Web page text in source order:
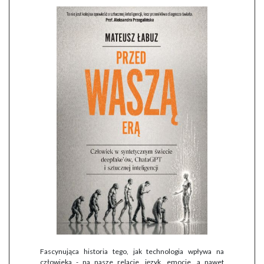
Fascynująca historia tego, jak technologia wpływa na
człowieka - na nasze relacje, język, emocje, a nawet